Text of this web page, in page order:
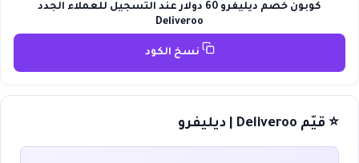
كوبون خصم ديليفرو 60 دولار عند التسجيل للعملاء الجدد
Deliveroo
نسخ الكود
⭐ قيّم Deliveroo | ديليفرو